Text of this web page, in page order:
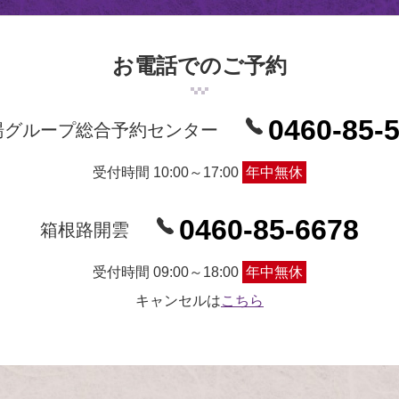
お電話でのご予約
ループ総合予約センター 0460-85-
受付時間 10:00～17:00 年中無休
箱根路開雲 0460-85-6678
受付時間 09:00～18:00 年中無休
キャンセルはこちら